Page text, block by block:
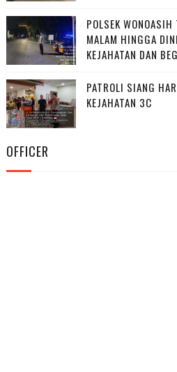
POLSEK
MALAM HINGGA
KEJAHATAN DAN
PATROLI SIANG
KEJAHATAN 3C
OFFICER